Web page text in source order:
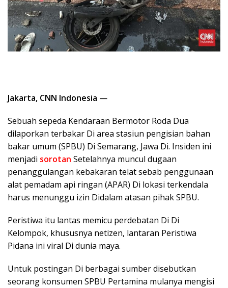
Jakarta, CNN Indonesia —
Sebuah sepeda Kendaraan Bermotor Roda Dua
dilaporkan terbakar Di area stasiun pengisian bahan
bakar umum (SPBU) Di Semarang, Jawa Di. Insiden ini
menjadi sorotan Setelahnya muncul dugaan
penanggulangan kebakaran telat sebab penggunaan
alat pemadam api ringan (APAR) Di lokasi terkendala
harus menunggu izin Didalam atasan pihak SPBU.
Peristiwa itu lantas memicu perdebatan Di Di
Kelompok, khususnya netizen, lantaran Peristiwa
Pidana ini viral Di dunia maya.
Untuk postingan Di berbagai sumber disebutkan
seorang konsumen SPBU Pertamina mulanya mengisi